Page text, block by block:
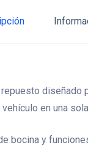
en una
bocina y